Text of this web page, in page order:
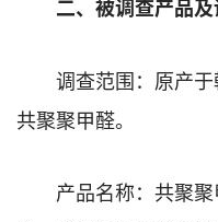
二、被调查产品
调查范围：原产于
共聚聚甲醛。
产品名称：共聚聚